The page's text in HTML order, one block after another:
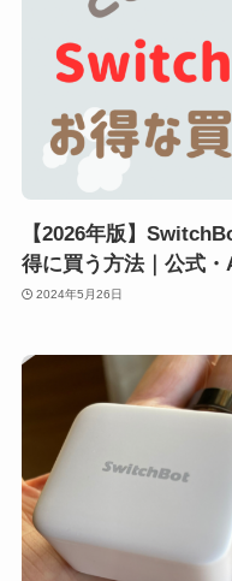
【2026年版】
得に買う方法｜公式
2024年5月26日